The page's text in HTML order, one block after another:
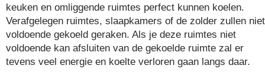
keuken en omliggende ruimtes perfect kunnen koelen.
Verafgelegen ruimtes, slaapkamers of de zolder zullen niet
voldoende gekoeld geraken. Als je deze ruimtes niet
voldoende kan afsluiten van de gekoelde ruimte zal er
tevens veel energie en koelte verloren gaan langs daar.